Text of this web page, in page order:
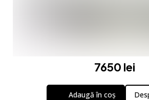
7650 lei
Adaugă în coș